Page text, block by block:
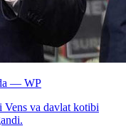
— WP
Vens va davlat kotibi